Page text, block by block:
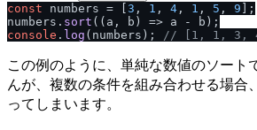
const numbers = [ 3 , 1 , 4 , 1 , 5 , 9 ];
numbers. sort ( ( a, b ) =>
console . log (numbers); / / [1, 1, 3,
この例のように、単純な数値のソート
んが、複数の条件を組み合わせる場合
ってしまいます。